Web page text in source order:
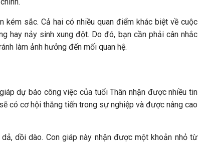
kém sắc. Cả hai có nhiều quan điểm khác biệt về cuộc
hay nảy sinh xung đột. Do đó, bạn cần phải cân nhắc
làm ảnh hưởng đến mối quan hệ.
dự báo công việc của tuổi Thân nhận được nhiều tin
có cơ hội thăng tiến trong sự nghiệp và được nâng cao
dồi dào. Con giáp này nhận được một khoản nhỏ từ